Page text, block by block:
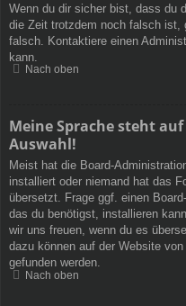
Wenn du dir sicher bist, dass du
die Zeit trotzdem noch falsch ist,
falsch. Kontaktiere einen
kann.
Nach oben
Meine Sprache steht
Auswahl!
Meist hat die Board-
installiert oder niemand hat das
übersetzt. Frage ggf. einen
das du benötigst, installieren
wir uns freuen, wenn du es
dazu können auf der Website von
gefunden werden.
Nach oben